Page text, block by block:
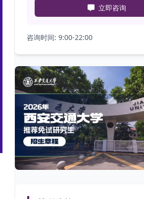
立即咨询
咨询时间: 9:00-22:00